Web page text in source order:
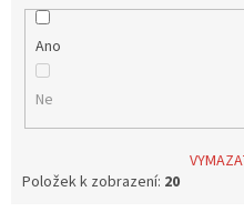
Ano
Ne
Položek k zobrazení: 20